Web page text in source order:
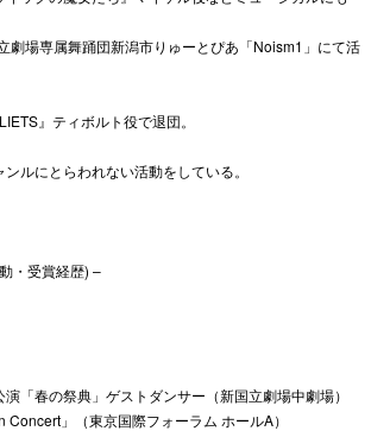
劇場専属舞踊団新潟市りゅーとぴあ「Noism1」にて活
』ティボルト役で退団。
ルにとらわれない活動をしている。
・受賞経歴) –
演「春の祭典」ゲストダンサー（新国立劇場中劇場）
Concert」（東京国際フォーラム ホールA）